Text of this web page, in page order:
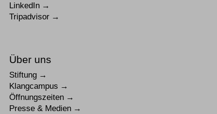
LinkedIn
Tripadvisor
Über uns
Stiftung
Klangcampus
Öffnungszeiten
Presse & Medien